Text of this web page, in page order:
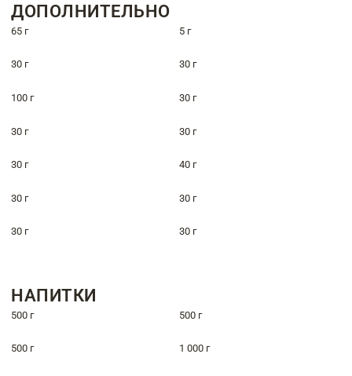
ДОПОЛНИТЕЛЬНО
65 г 5 г
30 г 30 г
100 г 30 г
30 г 30 г
30 г 40 г
30 г 30 г
30 г 30 г
НАПИТКИ
500 г 500 г
500 г 1 000 г